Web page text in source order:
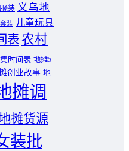
装 义乌地
装 儿童玩具
表 农村
时间表 地摊5
创业故事 地
摊调
摊货源
装批